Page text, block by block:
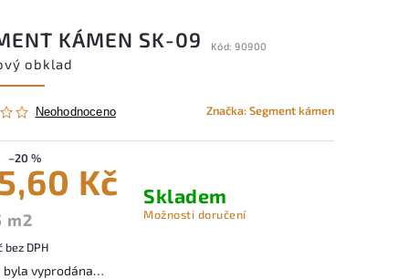
KÁMEN SK-09
obklad
Kód: 90900
Neohodnoceno Značka:Segment kámen
–20 %
Kč
m2
bez DPH
Skladem
Možnosti doručení
byla vyprodána…